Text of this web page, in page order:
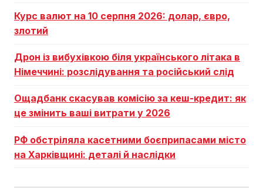
Курс валют на 10 серпня 2026: долар, євро,
злотий
Дрон із вибухівкою біля українського літака в
Німеччині: розслідування та російський слід
Ощадбанк скасував комісію за кеш-кредит: як
це змінить ваші витрати у 2026
РФ обстріляла касетними боєприпасами місто
на Харківщині: деталі й наслідки